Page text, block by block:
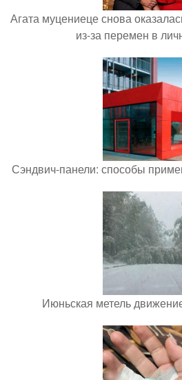
Агата муцениеце снова
из-за перемен в
Сэндвич-панели: способы
Июньская метель